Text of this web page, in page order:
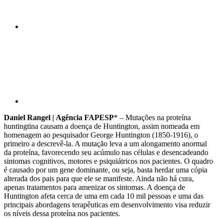
Daniel Rangel | Agência FAPESP* – Mutações na proteína
huntingtina causam a doença de Huntington, assim nomeada em
homenagem ao pesquisador George Huntington (1850-1916), o
primeiro a descrevê-la. A mutação leva a um alongamento anormal
da proteína, favorecendo seu acúmulo nas células e desencadeando
sintomas cognitivos, motores e psiquiátricos nos pacientes. O quadro
é causado por um gene dominante, ou seja, basta herdar uma cópia
alterada dos pais para que ele se manifeste. Ainda não há cura,
apenas tratamentos para amenizar os sintomas. A doença de
Huntington afeta cerca de uma em cada 10 mil pessoas e uma das
principais abordagens terapêuticas em desenvolvimento visa reduzir
os níveis dessa proteína nos pacientes.